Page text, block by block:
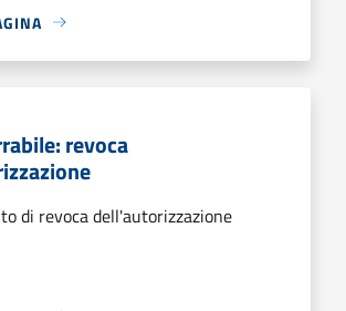
revoca
di revoca dell'autorizzazione